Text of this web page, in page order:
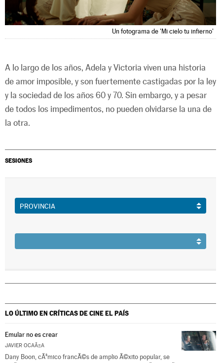
Un fotograma de 'Mi cielo tu infierno'
A lo largo de los años, Adela y Victoria viven una historia
de amor imposible, y son fuertemente castigadas por la ley
y la sociedad de los años 60 y 70. Sin embargo, y a pesar
de todos los impedimentos, no pueden olvidarse la una de
la otra.
SESIONES
LO ÚLTIMO EN CRÍTICAS DE CINEEL PAÍS
Emular no es crear
JAVIER OCAÃ±A
Dany Boon, cÃ³mico francÃ©s de amplio Ã©xito popular, se